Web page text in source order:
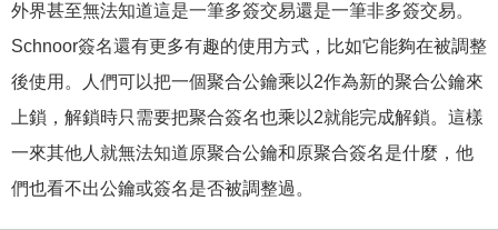
外界甚至無法知道這是一筆多簽交易還是一筆非多簽交易。
Schnoor簽名還有更多有趣的使用方式，比如它能夠在被調整
後使用。人們可以把一個聚合公鑰乘以2作為新的聚合公鑰來
上鎖，解鎖時只需要把聚合簽名也乘以2就能完成解鎖。這樣
一來其他人就無法知道原聚合公鑰和原聚合簽名是什麼，他
們也看不出公鑰或簽名是否被調整過。